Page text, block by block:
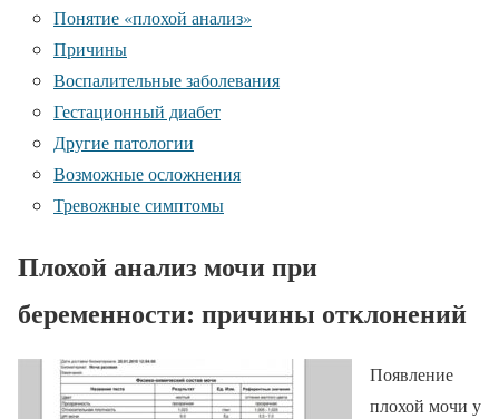
Понятие «плохой анализ»
Причины
Воспалительные заболевания
Гестационный диабет
Другие патологии
Возможные осложнения
Тревожные симптомы
Плохой анализ мочи при
беременности: причины отклонений
Появление
плохой мочи у